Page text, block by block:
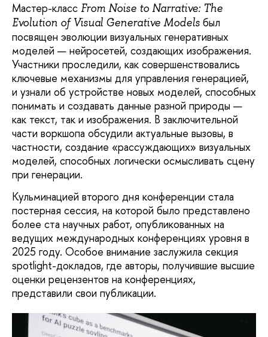
Мастер-класс From Noise to Narrative: The
Evolution of Visual Generative Models был
посвящен эволюции визуальных генеративных
моделей — нейросетей, создающих изображения.
Участники проследили, как совершенствовались
ключевые механизмы для управления генерацией,
и узнали об устройстве новых моделей, способных
понимать и создавать данные разной природы —
как текст, так и изображения. В заключительной
части воркшопа обсудили актуальные вызовы, в
частности, создание «рассуждающих» визуальных
моделей, способных логически осмысливать сцену
при генерации.
Кульминацией второго дня конференции стала
постерная сессия, на которой было представлено
более ста научных работ, опубликованных на
ведущих международных конференциях уровня в
2025 году. Особое внимание заслужила секция
spotlight-докладов, где авторы, получившие высшие
оценки рецензентов на конференциях,
представили свои публикации.